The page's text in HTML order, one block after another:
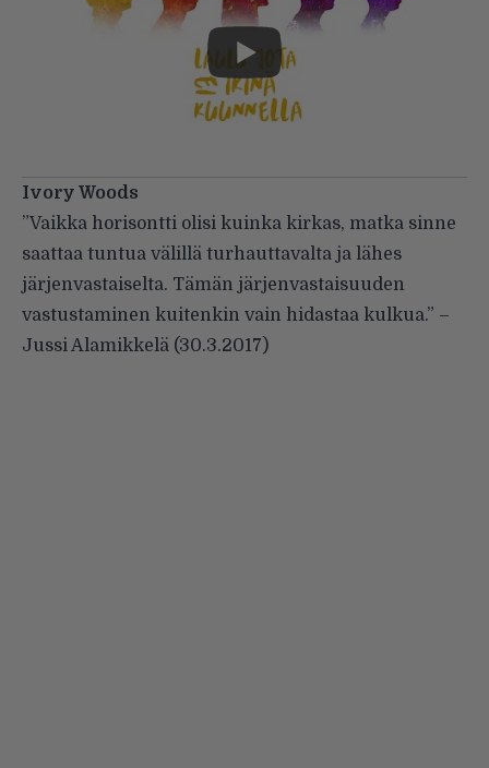
Ivory Woods
”Vaikka horisontti olisi kuinka kirkas, matka sinne
saattaa tuntua välillä turhauttavalta ja lähes
järjenvastaiselta. Tämän järjenvastaisuuden
vastustaminen kuitenkin vain hidastaa kulkua.” –
Jussi Alamikkelä (30.3.2017)